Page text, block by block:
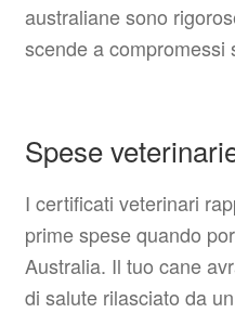
australiane sono
scende a compromessi
Spese
I certificati veterinari
prime spese quando
Australia. Il tuo cane
di salute rilasciato da